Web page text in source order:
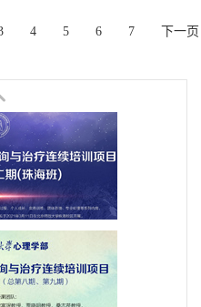
4 5 6 7 下一页